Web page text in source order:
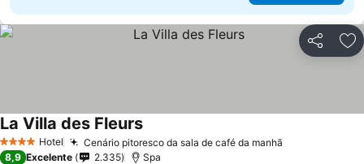
Partilhar
4 EstrelasHotel Cenário pitoresco da sala de café da manhã
La Villa des FleursVer preços
8,9 Excelente 2.335 Spa